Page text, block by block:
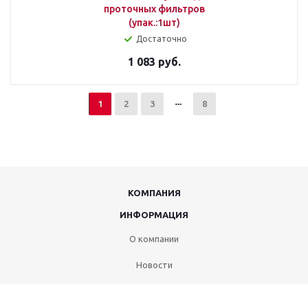
проточных фильтров
(упак.:1шт)
Достаточно
1 083 руб.
1 2 3 8
КОМПАНИЯ
ИНФОРМАЦИЯ
О компании
Новости